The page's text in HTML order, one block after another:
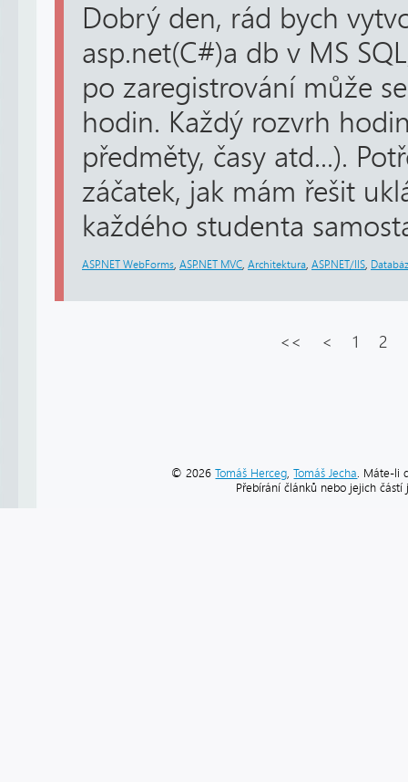
Dobrý den, rád bych
asp.net(C#)a db v MS
po zaregistrování může
hodin. Každý rozvrh
předměty, časy atd...).
záčatek, jak mám řešit
každého studenta
ASP.NET WebForms ASP.NET MVC Architektura ASP.NET/IIS
<< < 1 2
© 2026Tomáš Herceg ,Tomáš Jecha . Máte-li
Přebírání článků nebo jejich